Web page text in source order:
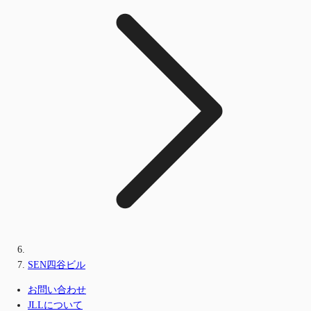
SEN四谷ビル
お問い合わせ
JLLについて